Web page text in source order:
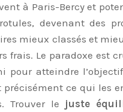
à Paris-Bercy et
devenant des
mieux classés et
frais. Le paradoxe est
pour atteindre
ce qui les
Trouver le juste